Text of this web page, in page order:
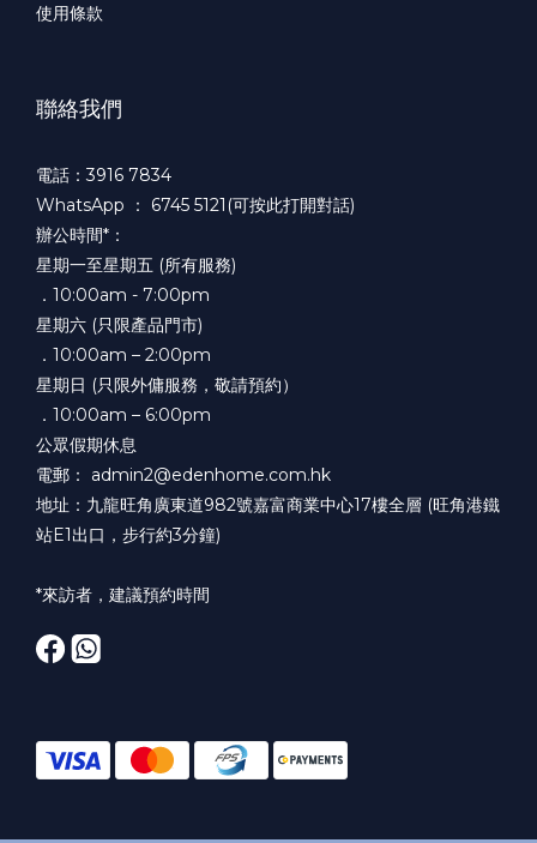
使用條款
聯絡我們
電話：3916 7834
WhatsApp ： 6745 5121(可按此打開對話)
辦公時間*：
星期一至星期五 (所有服務)
．10:00am - 7:00pm
星期六 (只限產品門市)
．10:00am – 2:00pm
星期日 (只限外傭服務，敬請預約）
．10:00am – 6:00pm
公眾假期休息
電郵： admin2@edenhome.com.hk
地址：九龍旺角廣東道982號嘉富商業中心17樓全層 (旺角港鐵
站E1出口，步行約3分鐘)
*來訪者，建議預約時間